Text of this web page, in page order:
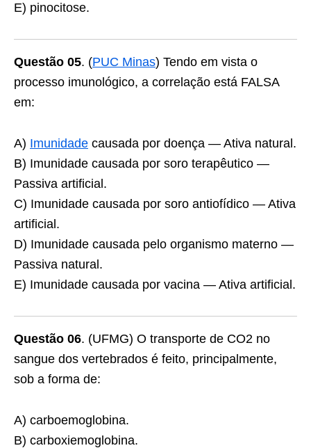
E) pinocitose.
Questão 05. (PUC Minas) Tendo em vista o
processo imunológico, a correlação está FALSA
em:
A) Imunidade causada por doença — Ativa natural.
B) Imunidade causada por soro terapêutico —
Passiva artificial.
C) Imunidade causada por soro antiofídico — Ativa
artificial.
D) Imunidade causada pelo organismo materno —
Passiva natural.
E) Imunidade causada por vacina — Ativa artificial.
Questão 06. (UFMG) O transporte de CO2 no
sangue dos vertebrados é feito, principalmente,
sob a forma de:
A) carboemoglobina.
B) carboxiemoglobina.